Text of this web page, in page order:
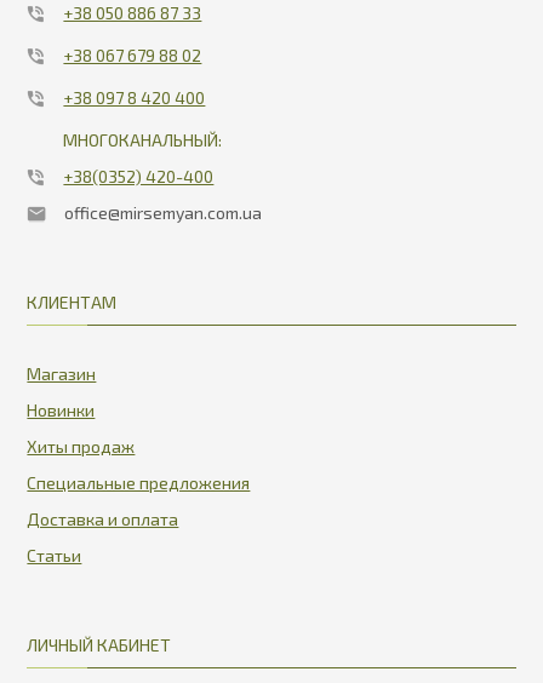
+38 050 886 87 33
+38 067 679 88 02
+38 097 8 420 400
МНОГОКАНАЛЬНЫЙ:
+38(0352) 420-400
office@mirsemyan.com.ua
КЛИЕНТАМ
Магазин
Новинки
Хиты продаж
Специальные предложения
Доставка и оплата
Статьи
ЛИЧНЫЙ КАБИНЕТ